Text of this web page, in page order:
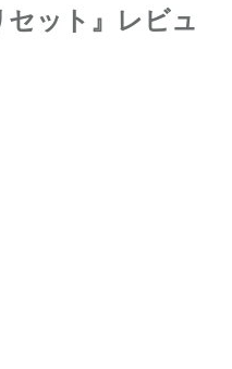
セット』レビュ